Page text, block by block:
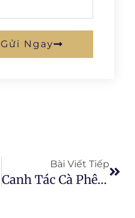
Gửi Ngay
Bài Viết Tiếp
Canh Tác Cà Phê Bền Vững Trên Toàn Thế Giới